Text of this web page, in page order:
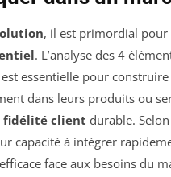
, il est primordial pour
. L’analyse des 4
essentielle pour
dans leurs produits ou
fidélité client durable.
capacité à intégrer
efficace face aux besoins du